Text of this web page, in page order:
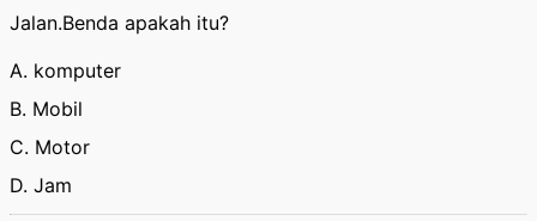
Jalan.Benda apakah itu?
A. komputer
B. Mobil
C. Motor
D. Jam